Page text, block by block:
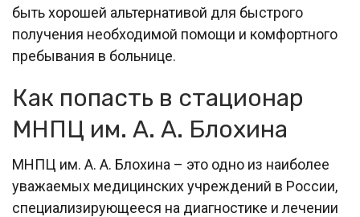
быть хорошей альтернативой для быстрого
получения необходимой помощи и комфортного
пребывания в больнице.
Как попасть в стационар
МНПЦ им. А. А. Блохина
МНПЦ им. А. А. Блохина – это одно из наиболее
уважаемых медицинских учреждений в России,
специализирующееся на диагностике и лечении